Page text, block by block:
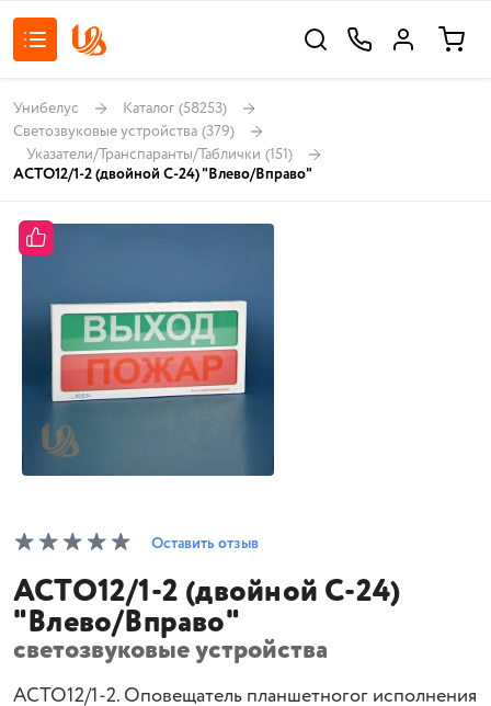
Унибелус Каталог (58253)
Светозвуковые устройства (379)
Указатели/Транспаранты/Таблички (151)
АСТО12/1-2 (двойной С-24) "Влево/Вправо"
Оставить отзыв
АСТО12/1-2 (двойной С-24)
"Влево/Вправо"
светозвуковые устройства
АСТО12/1-2. Оповещатель планшетногог исполнения